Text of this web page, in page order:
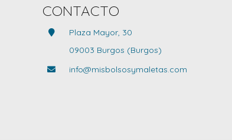
CONTACTO
Plaza Mayor, 30
09003 Burgos (Burgos)
info@misbolsosymaletas.com